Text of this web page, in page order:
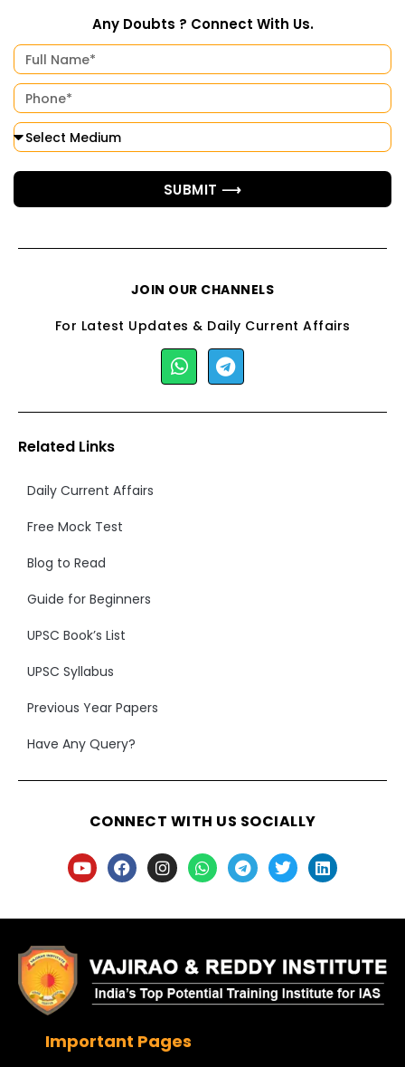
Any Doubts ? Connect With Us.
SUBMIT ⟶
JOIN OUR CHANNELS
For Latest Updates & Daily Current Affairs
Related Links
Daily Current Affairs
Free Mock Test
Blog to Read
Guide for Beginners
UPSC Book’s List
UPSC Syllabus
Previous Year Papers
Have Any Query?
CONNECT WITH US SOCIALLY
Important Pages